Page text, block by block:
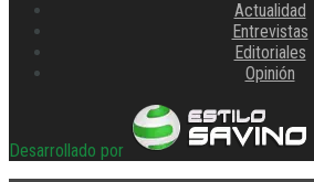
Actualidad
Entrevistas
Editoriales
Opinión
Desarrollado por